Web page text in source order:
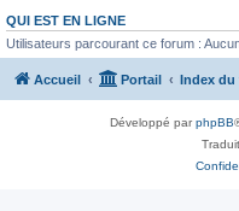
QUI EST EN LIGNE
Utilisateurs parcourant ce forum :
Accueil Portail Index
Développé parphpBB